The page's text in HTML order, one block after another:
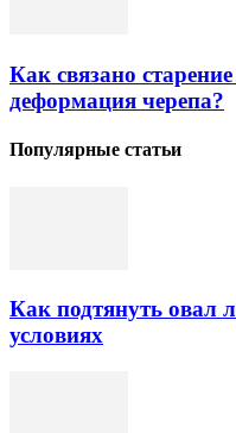
Как связано
деформация черепа?
Популярные статьи
Как подтянуть овал
условиях